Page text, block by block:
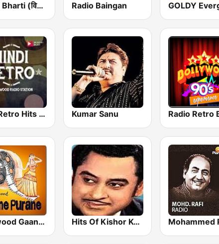
Vividh Bharti (विविध भारती) Radio Baingan
Hindi Retro Hits Radio Kumar Sanu
Bollywood Gaane Purane Hits Of Kishor Kumar